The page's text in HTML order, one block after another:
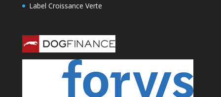
Label Croissance Verte